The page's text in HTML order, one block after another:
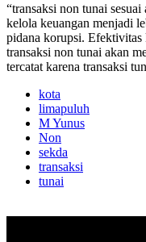
“transaksi non tunai
kelola keuangan menjadi
pidana korupsi.
transaksi non tunai akan
tercatat karena transaksi
kota
limapuluh
M Yunus
Non
sekda
transaksi
tunai